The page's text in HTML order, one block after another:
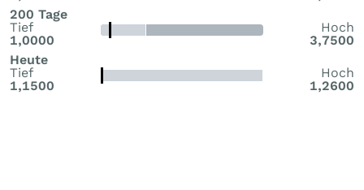
200 Tage
Tief
1,0000
Hoch
3,7500
Heute
Tief
1,1500
Hoch
1,2600